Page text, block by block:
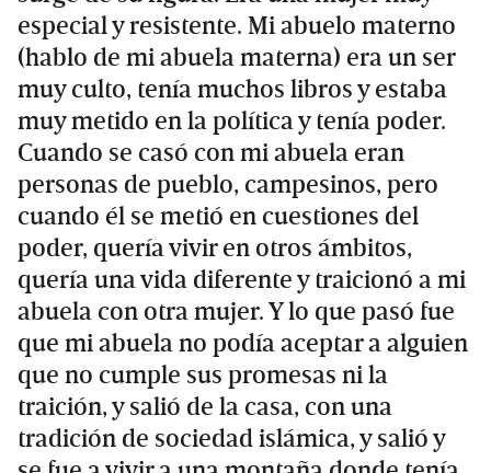
especial y resistente. Mi abuelo materno
(hablo de mi abuela materna) era un ser
muy culto, tenía muchos libros y estaba
muy metido en la política y tenía poder.
Cuando se casó con mi abuela eran
personas de pueblo, campesinos, pero
cuando él se metió en cuestiones del
poder, quería vivir en otros ámbitos,
quería una vida diferente y traicionó a mi
abuela con otra mujer. Y lo que pasó fue
que mi abuela no podía aceptar a alguien
que no cumple sus promesas ni la
traición, y salió de la casa, con una
tradición de sociedad islámica, y salió y